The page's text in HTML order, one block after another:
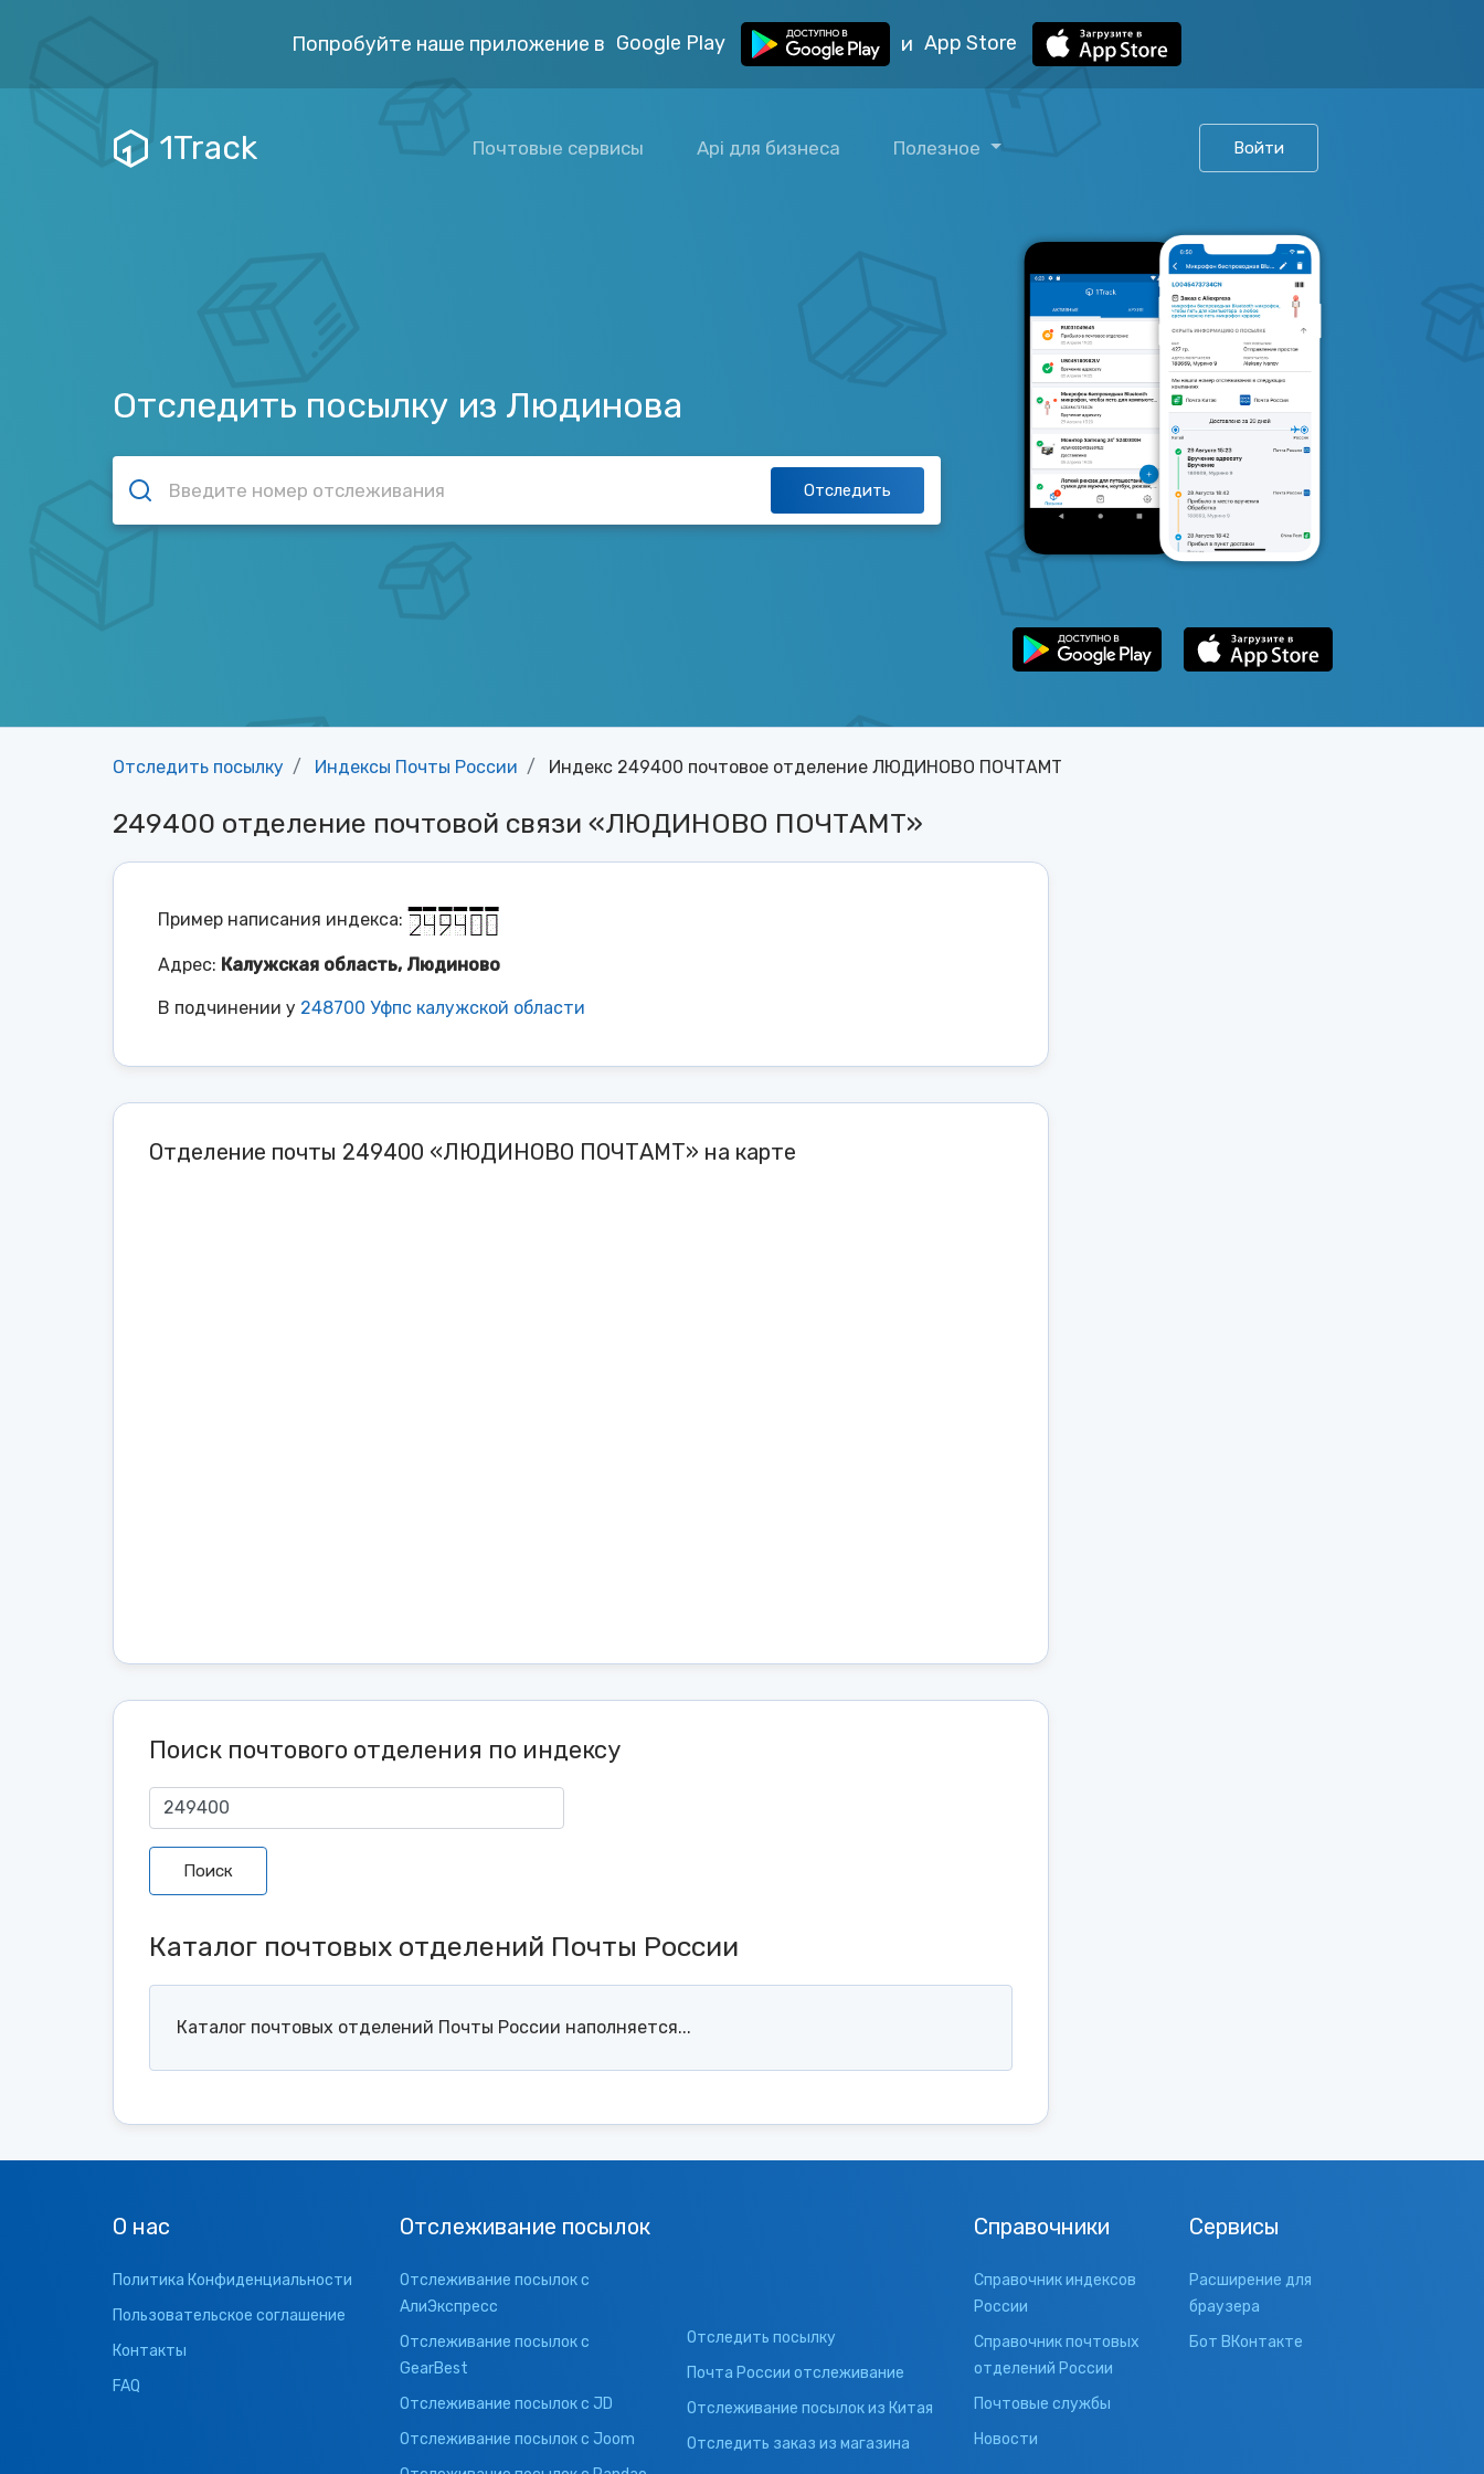
Попробуйте наше приложение в Google Play и App Store
1Track Почтовые сервисы Api для бизнеса Полезное Войти
Отследить посылку из Людинова
Отследить
Отследить посылку Индексы Почты России Индекс 249400 почтовое отделение ЛЮДИНОВО ПОЧТАМТ
249400 отделение почтовой связи «ЛЮДИНОВО ПОЧТАМТ»
Пример написания индекса:
Адрес: Калужская область, Людиново
В подчинении у 248700 Уфпс калужской области
Отделение почты 249400 «ЛЮДИНОВО ПОЧТАМТ» на карте
Поиск почтового отделения по индексу
Поиск
Каталог почтовых отделений Почты России
Каталог почтовых отделений Почты России наполняется...
О нас
Политика Конфиденциальности
Пользовательское соглашение
Контакты
FAQ
Отслеживание посылок
Отслеживание посылок с
АлиЭкспресс
Отслеживание посылок с
GearBest
Отслеживание посылок с JD
Отслеживание посылок с Joom
Отследить посылку
Почта России отслеживание
Отслеживание посылок из Китая
Отследить заказ из магазина
Справочники
Справочник индексов
России
Справочник почтовых
отделений России
Почтовые службы
Новости
Сервисы
Расширение для
браузера
Бот ВКонтакте